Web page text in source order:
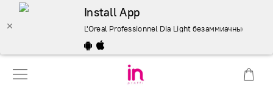
Install App
L'Oreal Professionnel Dia Light безаммиачные